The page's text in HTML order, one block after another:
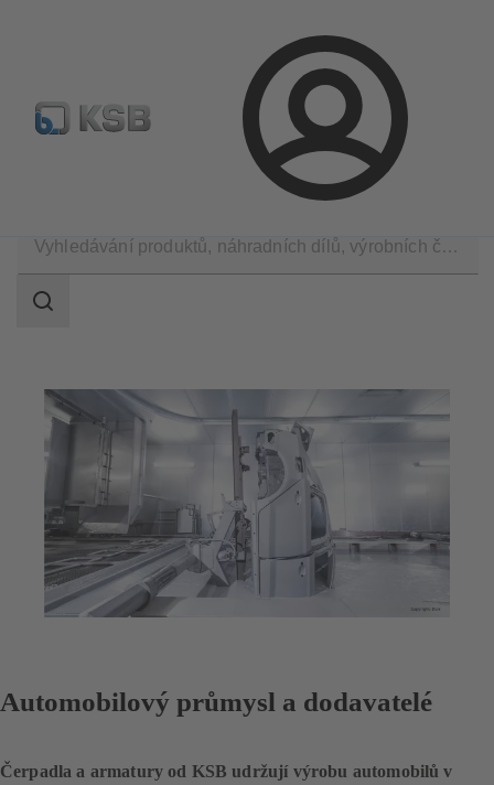
Přihlášení
Najít standardní výrobek BIM a CAD Nástroje pro
Automobilový průmysl
vyhledávání
Rozsah
Automobilový průmysl a dodavatelé
Čerpadla a armatury od KSB udržují výrobu automobilů v